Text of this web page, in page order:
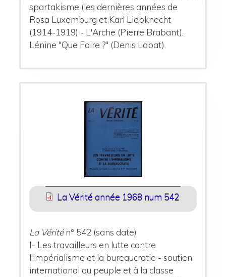
spartakisme (les dernières années de
Rosa Luxemburg et Karl Liebknecht
(1914-1919) - L'Arche (Pierre Brabant).
Lénine "Que Faire ?" (Denis Labat).
La Vérité année 1968 num 542
La Véritén° 542 (sans date)
I- Les travailleurs en lutte contre
l'impérialisme et la bureaucratie - soutien
international au peuple et à la classe